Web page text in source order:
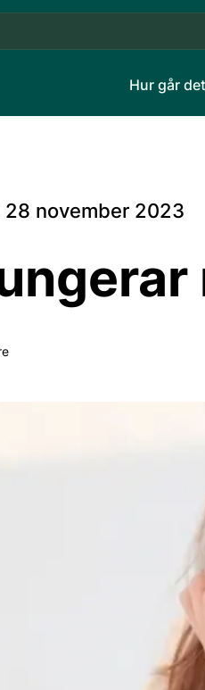
Hur går
28 november 2023